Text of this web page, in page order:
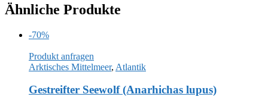
Ähnliche Produkte
-70%
Produkt anfragen
Arktisches Mittelmeer, Atlantik
Gestreifter Seewolf (Anarhichas lupus)